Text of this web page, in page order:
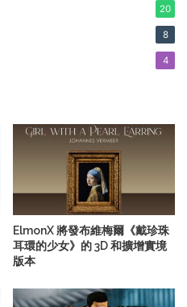
20
8
4
ElmonX 將發布維梅爾《戴珍珠
耳環的少女》的 3D 和擴增實境
版本